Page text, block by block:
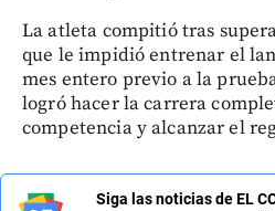
La atleta compitió tras
que le impidió entrenar el
mes entero previo a la
logró hacer la carrera
competencia y alcanzar el
Siga las noticias de EL